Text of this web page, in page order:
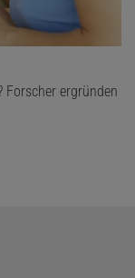
Forscher ergründen